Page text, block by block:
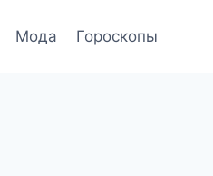
Мода Гороскопы